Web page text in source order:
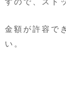
すので、スト
金額が許容で
い。